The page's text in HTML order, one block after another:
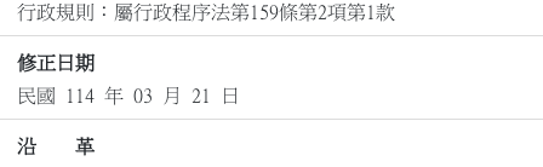
行政規則：屬行政程序法第159條第2項第1款
修正日期
民國 114 年 03 月 21 日
沿 革